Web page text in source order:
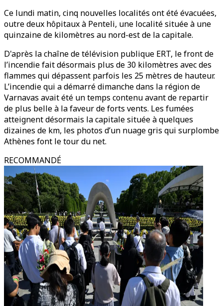
Ce lundi matin, cinq nouvelles localités ont été évacuées,
outre deux hôpitaux à Penteli, une localité située à une
quinzaine de kilomètres au nord-est de la capitale.
D'après la chaîne de télévision publique ERT, le front de
l’incendie fait désormais plus de 30 kilomètres avec des
flammes qui dépassent parfois les 25 mètres de hauteur.
L’incendie qui a démarré dimanche dans la région de
Varnavas avait été un temps contenu avant de repartir
de plus belle à la faveur de forts vents. Les fumées
atteignent désormais la capitale située à quelques
dizaines de km, les photos d’un nuage gris qui surplombe
Athènes font le tour du net.
RECOMMANDÉ